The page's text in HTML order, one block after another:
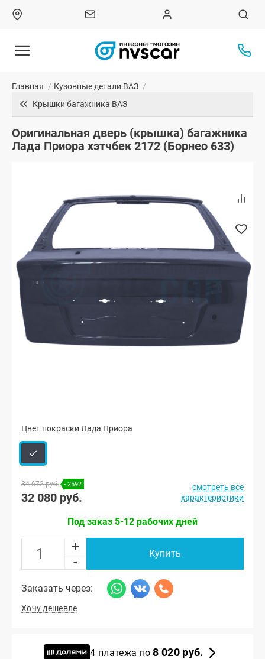
Главная / Кузовные детали ВАЗ /
Крышки багажника ВАЗ
Оригинальная дверь (крышка) багажника
Лада Приора хэтчбек 2172 (Борнео 633)
Цвет покраски Лада Приора
34 672 руб. - 2592
32 080 руб.
смотреть все
характеристики
Под заказ 5-12 рабочих дней
+
-
Купить
Заказать через:
Хочу дешевле
4 платежа по8 020 руб.